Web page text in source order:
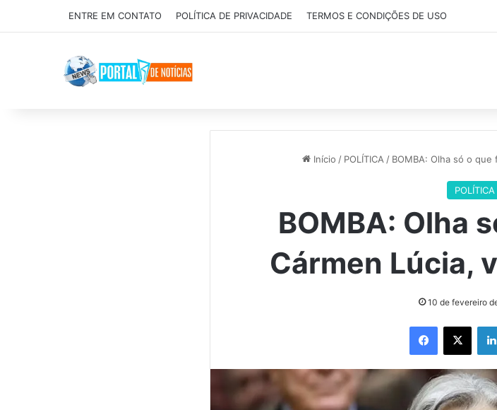
ENTRE EM CONTATO POLÍTICA DE PRIVACIDADE TERMOS E CONDIÇÕES DE USO
Início / POLÍTICA / BOMBA: Olha só o
POLÍTICA
BOMBA: Olha
Cármen Lúcia,
10 de fevereiro
Facebook
X